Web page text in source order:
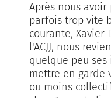
Après nous
parfois trop vite
courante, Xavier
l'ACJJ, nous
quelque peu
mettre en garde
ou moins